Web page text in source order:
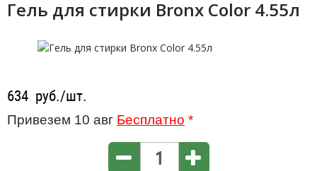
Гель для стирки Bronx Color 4.55л
634 руб./шт.
Привезем 10 авг Бесплатно *